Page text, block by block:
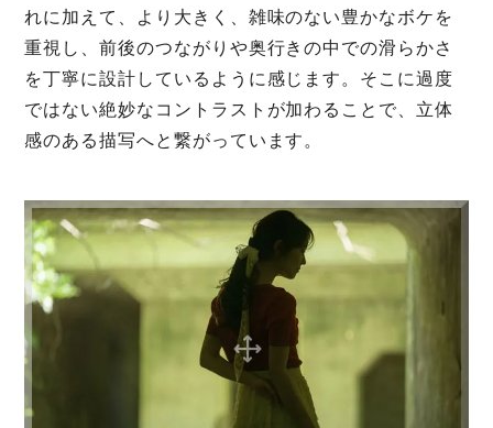
れに加えて、より大きく、雑味のない豊かなボケを
重視し、前後のつながりや奥行きの中での滑らかさ
を丁寧に設計しているように感じます。そこに過度
ではない絶妙なコントラストが加わることで、立体
感のある描写へと繋がっています。